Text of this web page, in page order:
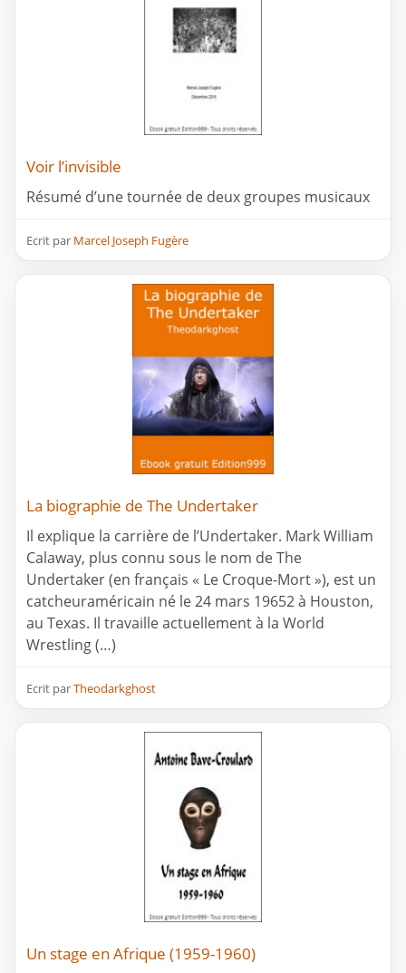
Voir l’invisible
Résumé d’une tournée de deux groupes musicaux
Ecrit par Marcel Joseph Fugère
La biographie de The Undertaker
Il explique la carrière de l’Undertaker. Mark William
Calaway, plus connu sous le nom de The
Undertaker (en français « Le Croque-Mort »), est un
catcheuraméricain né le 24 mars 19652 à Houston,
au Texas. Il travaille actuellement à la World
Wrestling (…)
Ecrit parTheodarkghost
Un stage en Afrique (1959-1960)